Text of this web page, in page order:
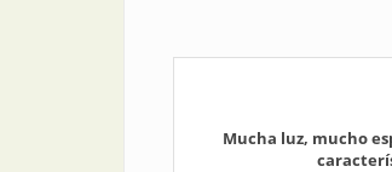
Mucha luz, mucho